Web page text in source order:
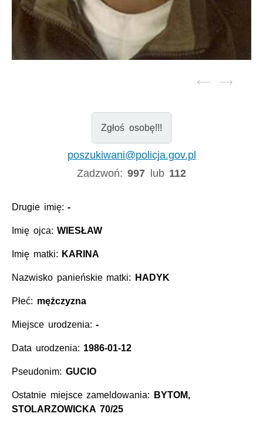
Zgłoś osobę!!!
poszukiwani@policja.gov.pl
Zadzwoń:997 lub 112
Drugie imię:-
Imię ojca:WIESŁAW
Imię matki: KARINA
Nazwisko panieńskie matki: HADYK
Płeć: mężczyzna
Miejsce urodzenia:-
Data urodzenia: 1986-01-12
Pseudonim: GUCIO
Ostatnie miejsce zameldowania:
BYTOM,
STOLARZOWICKA 70/25